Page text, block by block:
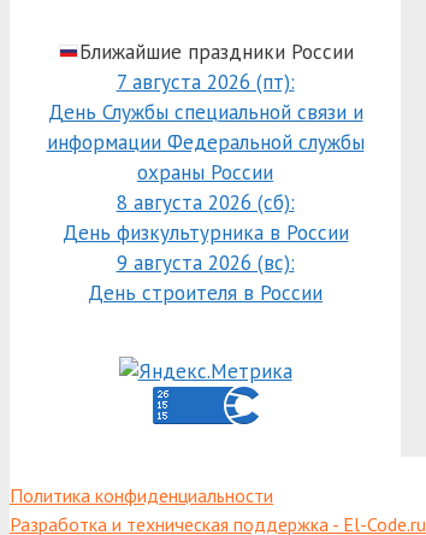
Ближайшие праздники России
7 августа 2026 (пт):
День Службы специальной связи и
информации Федеральной службы
охраны России
8 августа 2026 (сб):
День физкультурника в России
9 августа 2026 (вс):
День строителя в России
Политика конфиденциальности
Разработка и техническая поддержка - El-Code.ru